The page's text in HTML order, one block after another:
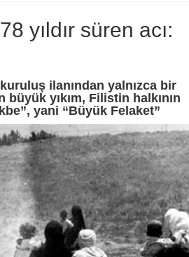
yıldır süren acı:
ilanından yalnızca bir
yıkım, Filistin halkının
yani “Büyük Felaket”